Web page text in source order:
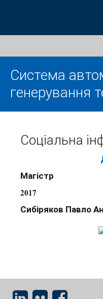
Система
генерування
Соціальна
Магістр
2017
Сибіряков Павло